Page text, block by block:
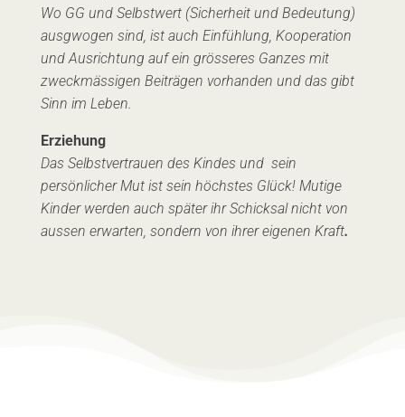
Wo GG und Selbstwert (Sicherheit und Bedeutung)
ausgwogen sind, ist auch Einfühlung, Kooperation
und Ausrichtung auf ein grösseres Ganzes mit
zweckmässigen Beiträgen vorhanden und das gibt
Sinn im Leben.
Erziehung
Das Selbstvertrauen des Kindes und sein
persönlicher Mut ist sein höchstes Glück! Mutige
Kinder werden auch später ihr Schicksal nicht von
aussen erwarten, sondern von ihrer eigenen Kraft.